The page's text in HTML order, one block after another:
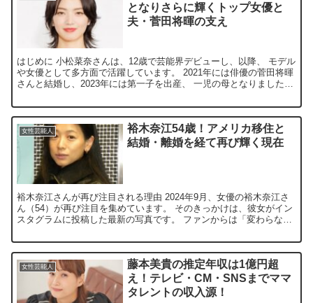
となりさらに輝くトップ女優と
夫・菅田将暉の支え
はじめに 小松菜奈さんは、12歳で芸能界デビューし、以降、 モデル
や女優として多方面で活躍しています。 2021年には俳優の菅田将暉
さんと結婚し、2023年には第一子を出産、 一児の母となりました。
女性芸能人
裕木奈江54歳！アメリカ移住と
結婚・離婚を経て再び輝く現在
裕木奈江さんが再び注目される理由 2024年9月、女優の裕木奈江さ
ん（54）が再び注目を集めています。 そのきっかけは、彼女がイン
スタグラムに投稿した最新の写真です。 ファンからは「変わらない
女性芸能人
藤本美貴の推定年収は1億円超
え！テレビ・CM・SNSまでママ
タレントの収入源！